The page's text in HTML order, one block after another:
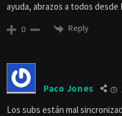
ayuda, abrazos a todos desde
0 Reply
Paco Jones
Los subs están mal